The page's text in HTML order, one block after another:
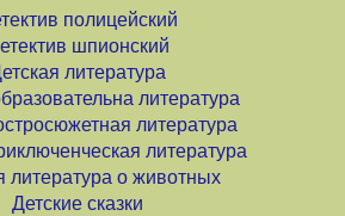
полицейский
шпионский
литература
литература
литература
литература
литература о животных
Детские сказки